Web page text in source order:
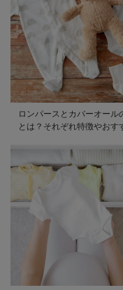
ロンパースとカバーオール
とは？それぞれ特徴やおす